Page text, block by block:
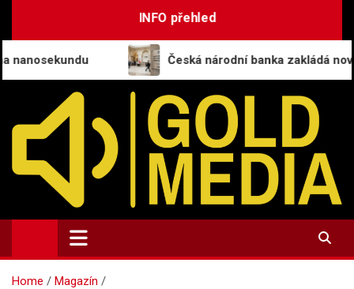
INFO přehled
Česká národní banka zakládá nový odbor pro
GoldMedia.cz
Magazín a přehled informací
Home
Magazín